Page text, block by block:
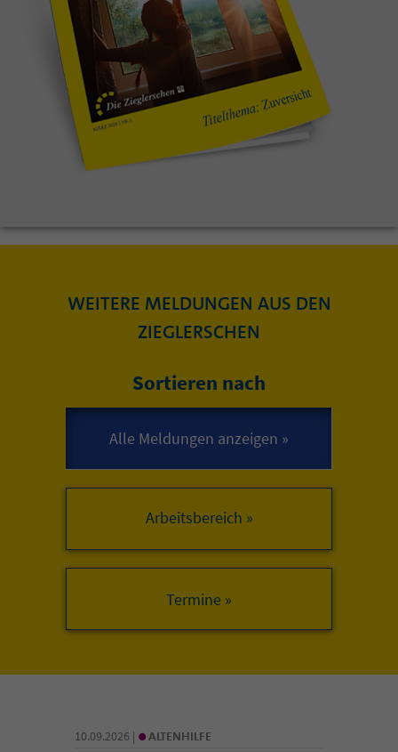
WEITERE MELDUNGEN AUS DEN
ZIEGLERSCHEN
Sortieren nach
Arbeitsbereich »
10.09.2026 | • ALTENHILFE